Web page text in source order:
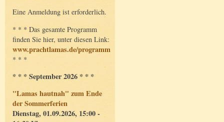
Eine Anmeldung ist erforderlich.
* * * Das gesamte Programm
finden Sie hier, unter diesen Link:
www.prachtlamas.de/programm
* * *
* * * September 2026 * * *
"Lamas hautnah" zum Ende
der Sommerferien
Dienstag, 01.09.2026, 15:00 -